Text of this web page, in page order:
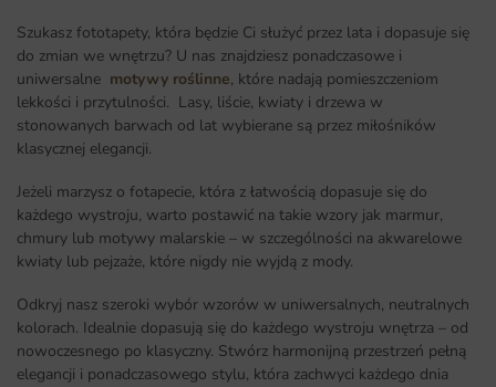
Szukasz fototapety, która będzie Ci służyć przez lata i dopasuje się
do zmian we wnętrzu? U nas znajdziesz ponadczasowe i
uniwersalne motywy roślinne, które nadają pomieszczeniom
lekkości i przytulności. Lasy, liście, kwiaty i drzewa w
stonowanych barwach od lat wybierane są przez miłośników
klasycznej elegancji.
Jeżeli marzysz o fotapecie, która z łatwością dopasuje się do
każdego wystroju, warto postawić na takie wzory jak marmur,
chmury lub motywy malarskie – w szczególności na akwarelowe
kwiaty lub pejzaże, które nigdy nie wyjdą z mody.
Odkryj nasz szeroki wybór wzorów w uniwersalnych, neutralnych
kolorach. Idealnie dopasują się do każdego wystroju wnętrza – od
nowoczesnego po klasyczny. Stwórz harmonijną przestrzeń pełną
elegancji i ponadczasowego stylu, która zachwyci każdego dnia